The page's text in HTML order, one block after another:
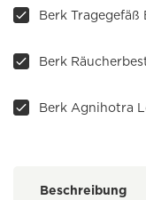
Berk Tragegefäß
Berk
Beschreibung